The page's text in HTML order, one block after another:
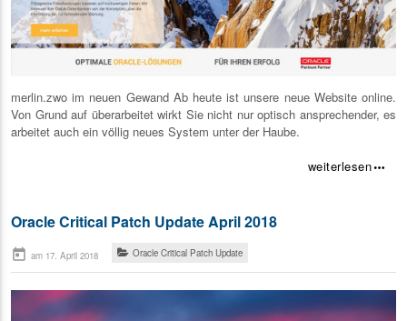
merlin.zwo im neuen Gewand Ab heute ist unsere neue Website online.
Von Grund auf überarbeitet wirkt Sie nicht nur optisch ansprechender, es
arbeitet auch ein völlig neues System unter der Haube.
weiterlesenmore_horiz
Oracle Critical Patch Update April 2018
today am 17. April 2018 Oracle Critical Patch Update